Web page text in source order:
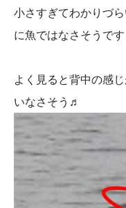
小さすぎてわかりづ
に魚ではなさそうです
よく見ると背中の感
いなさそう♬